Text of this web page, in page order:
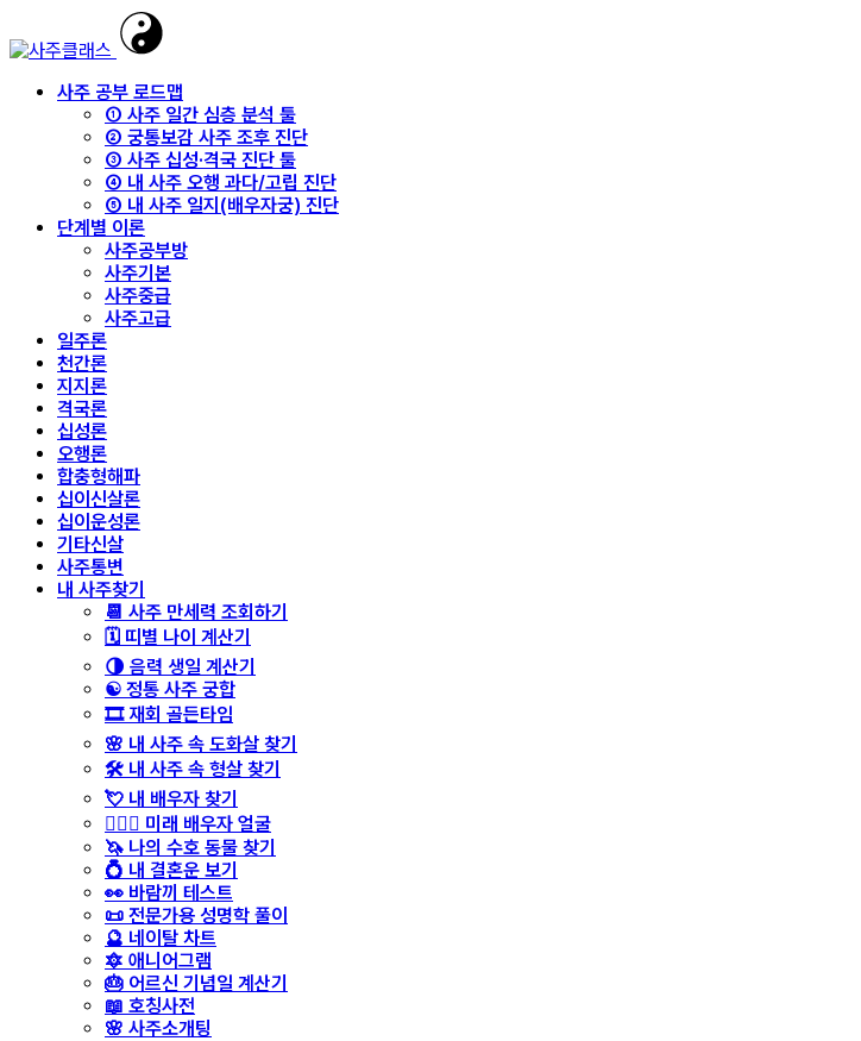
사주 공부 로드맵
① 사주 일간 심층 분석 툴
② 궁통보감 사주 조후 진단
③ 사주 십성·격국 진단 툴
④ 내 사주 오행 과다/고립 진단
⑤ 내 사주 일지(배우자궁) 진단
단계별 이론
사주공부방
사주기본
사주중급
사주고급
일주론
천간론
지지론
격국론
십성론
오행론
합충형해파
십이신살론
십이운성론
기타신살
사주통변
내 사주찾기
📆 사주 만세력 조회하기
🗓️ 띠별 나이 계산기
🌗 음력 생일 계산기
☯️ 정통 사주 궁합
🎞️ 재회 골든타임
🌸 내 사주 속 도화살 찾기
🛠️ 내 사주 속 형살 찾기
💘 내 배우자 찾기
👩‍❤️‍👨 미래 배우자 얼굴
🦄 나의 수호 동물 찾기
💍 내 결혼운 보기
👀 바람끼 테스트
📜 전문가용 성명학 풀이
🔮 네이탈 차트
🔯 애니어그램
🎂 어르신 기념일 계산기
📖 호칭사전
🌸 사주소개팅